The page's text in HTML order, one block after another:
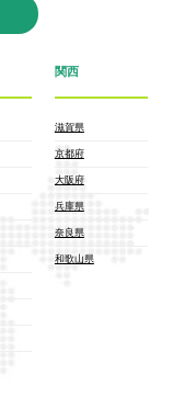
関西
滋賀県
京都府
大阪府
兵庫県
奈良県
和歌山県